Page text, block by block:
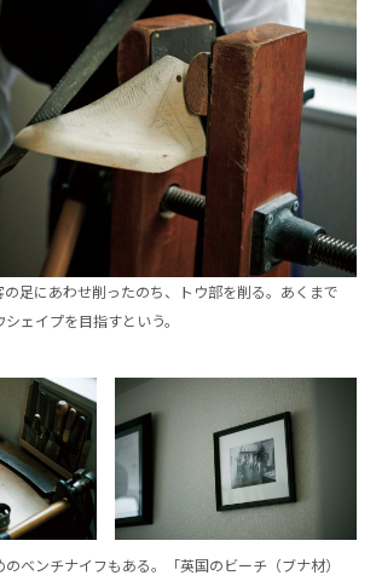
の足にあわせ削ったのち、トウ部を削る。あくまで
ェイプを目指すという。
ベンチナイフもある。「英国のビーチ（ブナ材）